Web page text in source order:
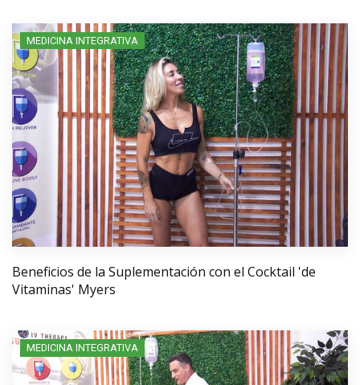
MEDICINA INTEGRATIVA
Beneficios de la Suplementación con el Cocktail 'de
Vitaminas' Myers
MEDICINA INTEGRATIVA